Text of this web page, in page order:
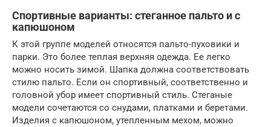
Спортивные варианты: стеганное пальто и с
капюшоном
К этой группе моделей относятся пальто-пуховики и
парки. Это более теплая верхняя одежда. Ее легко
можно носить зимой. Шапка должна соответствовать
стилю пальто. Если он спортивный, соответственно и
головной убор имеет спортивный стиль. Стеганые
модели сочетаются со снудами, платками и беретами.
Изделия с капюшоном, утепленным мехом, можно